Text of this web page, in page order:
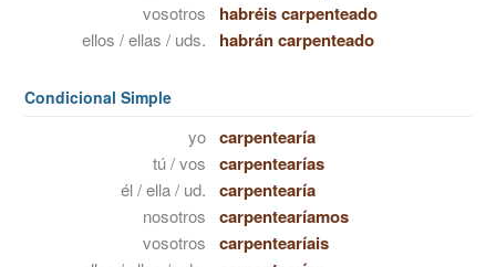
vosotros habréis carpenteado
ellos / ellas / uds. habrán carpenteado
Condicional Simple
yo carpentearía
tú / vos carpentearías
él / ella / ud. carpentearía
nosotros carpentearíamos
vosotros carpentearíais